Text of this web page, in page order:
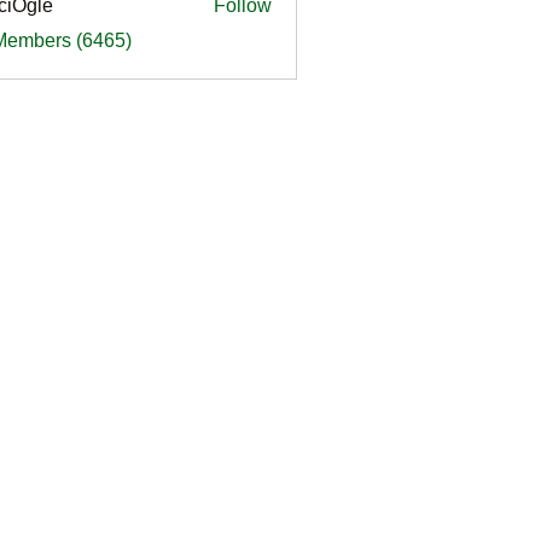
Follow
(6465)